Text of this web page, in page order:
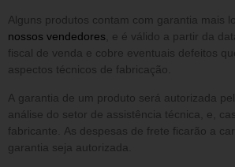
Alguns produtos contam com garantia mais
nossos vendedores , e é válido a partir da
fiscal de venda e cobre eventuais defeitos
aspectos técnicos de fabricação.
A garantia de um produto será autorizada pela somente
análise do setor de assistência técnica, e,
fabricante. As despesas de frete ficarão a
garantia seja autorizada.